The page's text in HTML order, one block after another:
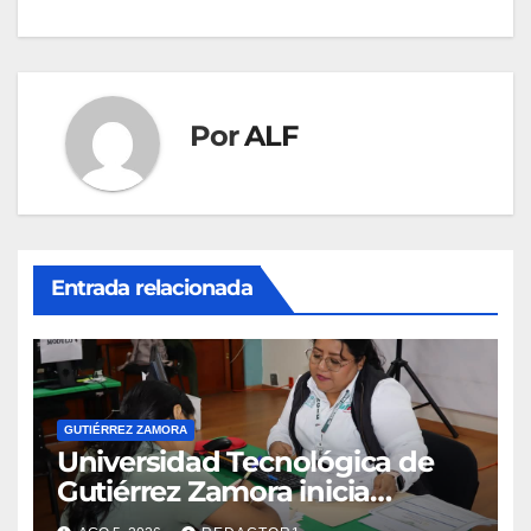
entradas
PorALF
Entrada relacionada
GUTIÉRREZ ZAMORA
Universidad Tecnológica de
Gutiérrez Zamora inicia
inscripciones para el ciclo